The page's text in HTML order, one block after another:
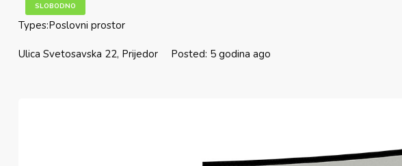
SLOBODNO
Types:Poslovni prostor
Ulica Svetosavska 22, Prijedor Posted: 5 godina ago